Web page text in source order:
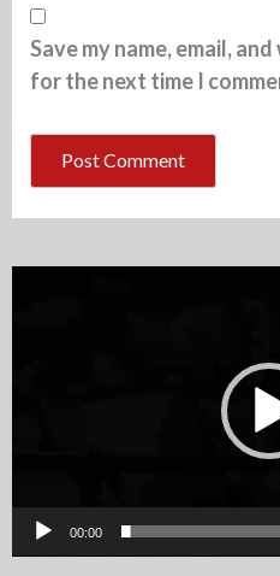
Save my name, email,
for the next time I
00:00